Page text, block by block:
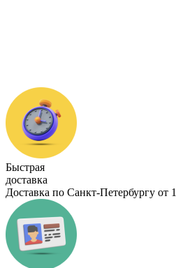
Быстрая
доставка
Доставка по Санкт-Петербургу от